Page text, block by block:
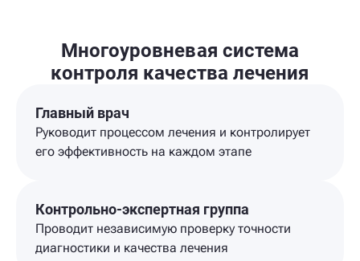
Многоуровневая система
контроля качества лечения
Главный врач
Руководит процессом лечения и контролирует
его эффективность на каждом этапе
Контрольно-экспертная группа
Проводит независимую проверку точности
диагностики и качества лечения